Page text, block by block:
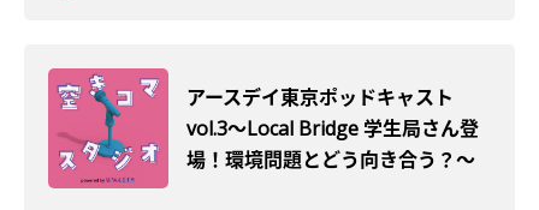
アースデイ東京ポッドキャスト
vol.3〜Local Bridge 学生局さん登
場！環境問題とどう向き合う？〜